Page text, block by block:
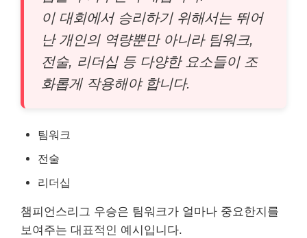
이 대회에서 승리하기 위해서는 뛰어
난 개인의 역량뿐만 아니라 팀워크,
전술, 리더십 등 다양한 요소들이 조
화롭게 작용해야 합니다.
팀워크
전술
리더십
챔피언스리그 우승은 팀워크가 얼마나 중요한지를
보여주는 대표적인 예시입니다.